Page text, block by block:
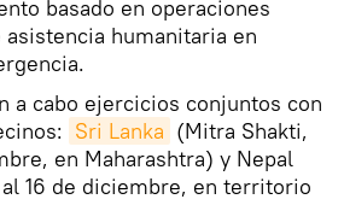
basado en operaciones
humanitaria en
a cabo ejercicios conjuntos con
Sri Lanka (Mitra Shakti,
en Maharashtra) y Nepal
16 de diciembre, en territorio